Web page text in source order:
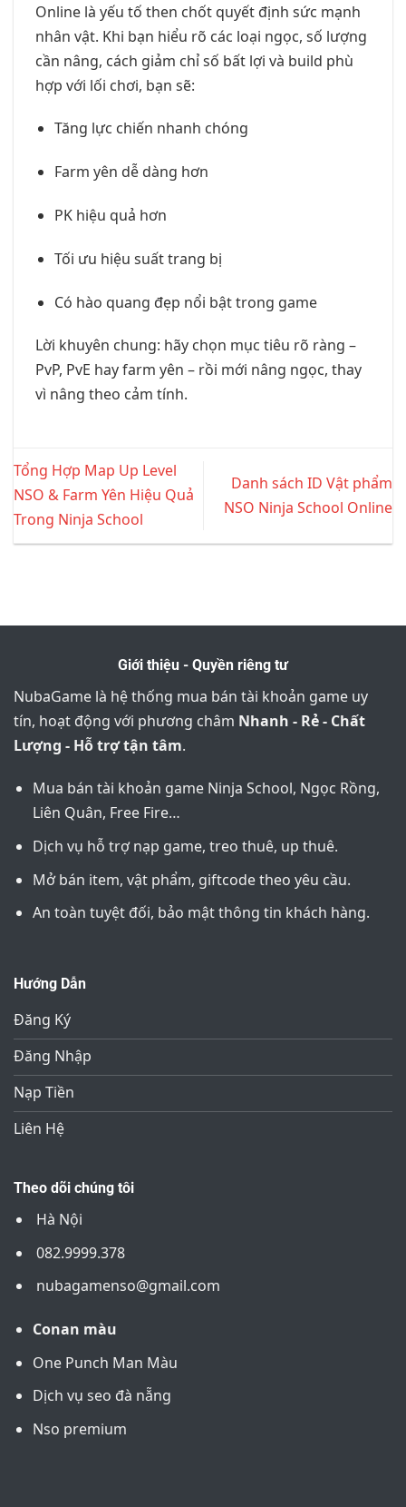
Online là yếu tố then chốt quyết định sức mạnh
nhân vật. Khi bạn hiểu rõ các loại ngọc, số lượng
cần nâng, cách giảm chỉ số bất lợi và build phù
hợp với lối chơi, bạn sẽ:
Tăng lực chiến nhanh chóng
Farm yên dễ dàng hơn
PK hiệu quả hơn
Tối ưu hiệu suất trang bị
Có hào quang đẹp nổi bật trong game
Lời khuyên chung: hãy chọn mục tiêu rõ ràng –
PvP, PvE hay farm yên – rồi mới nâng ngọc, thay
vì nâng theo cảm tính.
Tổng Hợp Map Up Level
NSO & Farm Yên Hiệu Quả
Trong Ninja School
Danh sách ID Vật phẩm
NSO Ninja School Online
Giới thiệu - Quyền riêng tư
NubaGame là hệ thống mua bán tài khoản game uy
tín, hoạt động với phương châm Nhanh - Rẻ - Chất
Lượng - Hỗ trợ tận tâm.
Mua bán tài khoản game Ninja School, Ngọc Rồng,
Liên Quân, Free Fire…
Dịch vụ hỗ trợ nạp game, treo thuê, up thuê.
Mở bán item, vật phẩm, giftcode theo yêu cầu.
An toàn tuyệt đối, bảo mật thông tin khách hàng.
Hướng Dẫn
Đăng Ký
Đăng Nhập
Nạp Tiền
Liên Hệ
Theo dõi chúng tôi
Hà Nội
082.9999.378
nubagamenso@gmail.com
Conan màu
One Punch Man Màu
Dịch vụ seo đà nẵng
Nso premium